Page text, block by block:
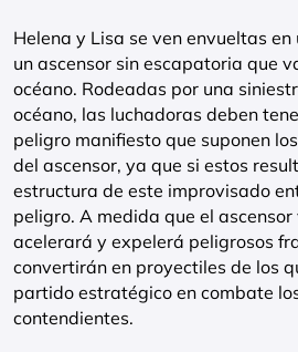
Helena y Lisa se ven envueltas en
un ascensor sin escapatoria que
océano. Rodeadas por una
océano, las luchadoras deben
peligro manifiesto que suponen
del ascensor, ya que si estos
estructura de este improvisado
peligro. A medida que el
acelerará y expelerá peligrosos
convertirán en proyectiles de los
partido estratégico en combate
contendientes.